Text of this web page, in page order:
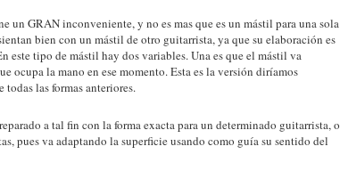
un GRAN inconveniente, y no es mas que es un mástil para una sola
bien con un mástil de otro guitarrista, ya que su elaboración es
este tipo de mástil hay dos variables. Una es que el mástil va
ocupa la mano en ese momento. Esta es la versión diríamos
las formas anteriores.
a tal fin con la forma exacta para un determinado guitarrista, o
pues va adaptando la superficie usando como guía su sentido del